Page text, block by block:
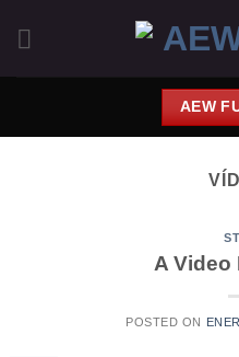
AEW
A Video
POSTED ON